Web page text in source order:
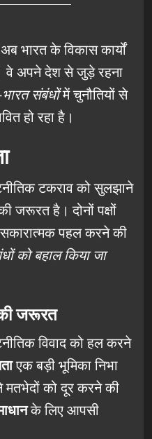
भारत के विकास कार्यों
वे अपने देश से जुड़े रहना
संबंधोंमें चुनौतियों से
हो रहा है।
टकराव को सुलझाने
जरूरत है। दोनों पक्षों
पहल करने की
को बहाल किया जा
की जरूरत
विवाद को हल करने
एक बड़ी भूमिका निभा
मतभेदों को दूर करने की
के लिए आपसी